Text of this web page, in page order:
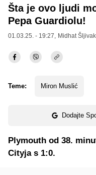
Šta je ovo ljudi
Pepa Guardiolu!
01.03.25. - 19:27, Midhat Šljivak
Teme: Miron Muslić
Dodajte
Plymouth od 38.
Cityja s 1:0.